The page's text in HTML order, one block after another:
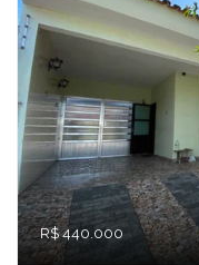
R$ 440.000